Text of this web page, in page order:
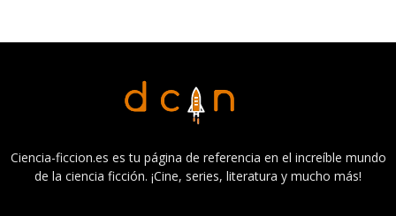
Ciencia-ficcion.es es tu página de referencia en el increíble mundo
de la ciencia ficción. ¡Cine, series, literatura y mucho más!